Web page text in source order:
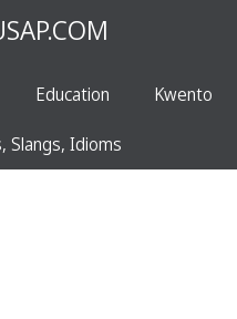
Education Kwento
Slangs, Idioms